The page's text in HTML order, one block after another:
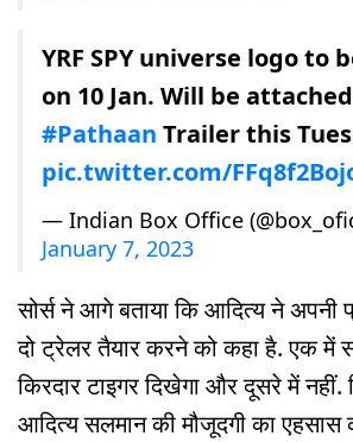
YRF SPY universe logo to
on 10 Jan. Will be
#Pathaan Trailer this
pic.twitter.com/
— Indian Box Office
January 7, 2023
सोर्स ने आगे बताया कि आदित्य ने अपनी
दो ट्रेलर तैयार करने को कहा है. एक में
किरदार टाइगर दिखेगा और दूसरे में नहीं.
आदित्य सलमान की मौजूदगी का एहसास